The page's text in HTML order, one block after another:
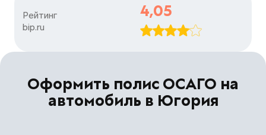
Рейтинг
bip.ru
4,05
Оформить полис ОСАГО на
автомобиль в Югория